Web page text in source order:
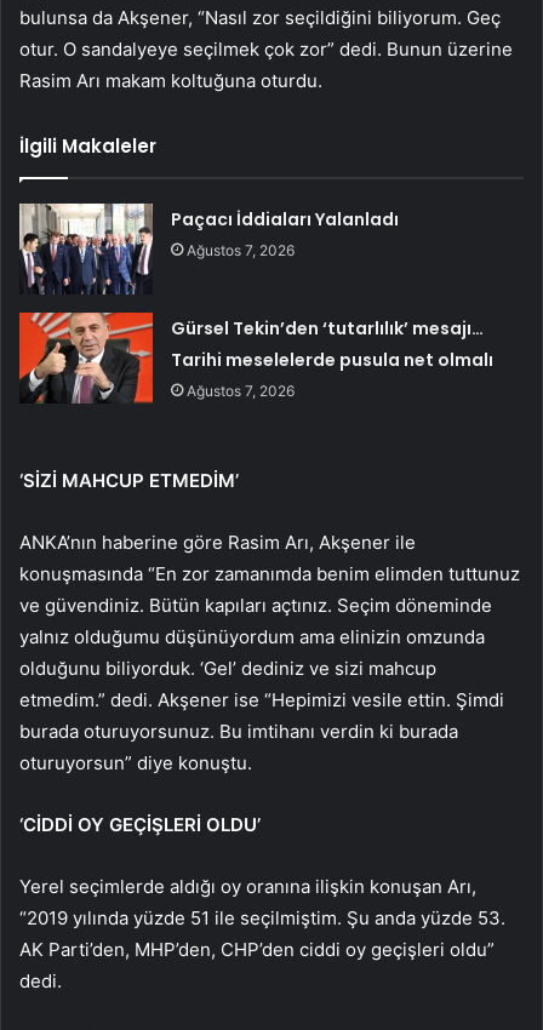
bulunsa da Akşener, “Nasıl zor seçildiğini biliyorum. Geç
otur. O sandalyeye seçilmek çok zor” dedi. Bunun üzerine
Rasim Arı makam koltuğuna oturdu.
İlgili Makaleler
Paçacı İddiaları Yalanladı
Ağustos 7, 2026
Gürsel Tekin’den ‘tutarlılık’ mesajı…
Tarihi meselelerde pusula net olmalı
Ağustos 7, 2026
‘SİZİ MAHCUP ETMEDİM’
ANKA’nın haberine göre Rasim Arı, Akşener ile
konuşmasında “En zor zamanımda benim elimden tuttunuz
ve güvendiniz. Bütün kapıları açtınız. Seçim döneminde
yalnız olduğumu düşünüyordum ama elinizin omzunda
olduğunu biliyorduk. ‘Gel’ dediniz ve sizi mahcup
etmedim.” dedi. Akşener ise “Hepimizi vesile ettin. Şimdi
burada oturuyorsunuz. Bu imtihanı verdin ki burada
oturuyorsun” diye konuştu.
‘CİDDİ OY GEÇİŞLERİ OLDU’
Yerel seçimlerde aldığı oy oranına ilişkin konuşan Arı,
“2019 yılında yüzde 51 ile seçilmiştim. Şu anda yüzde 53.
AK Parti’den, MHP’den, CHP’den ciddi oy geçişleri oldu”
dedi.